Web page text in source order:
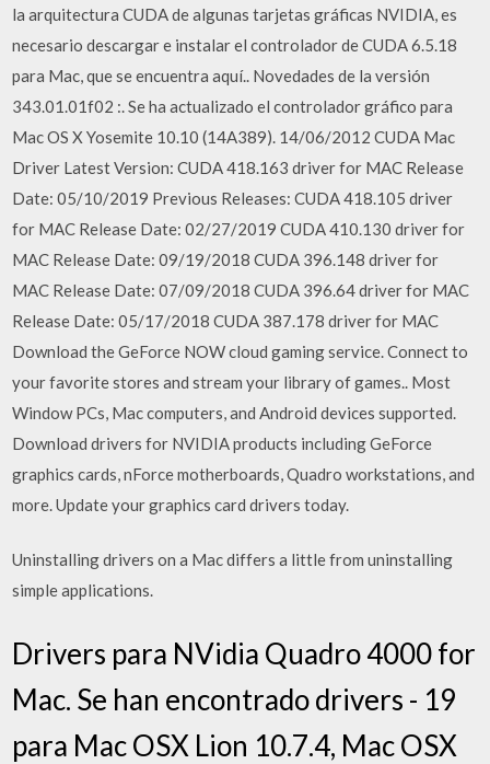
la arquitectura CUDA de algunas tarjetas gráficas NVIDIA, es
necesario descargar e instalar el controlador de CUDA 6.5.18
para Mac, que se encuentra aquí.. Novedades de la versión
343.01.01f02 :. Se ha actualizado el controlador gráfico para
Mac OS X Yosemite 10.10 (14A389). 14/06/2012 CUDA Mac
Driver Latest Version: CUDA 418.163 driver for MAC Release
Date: 05/10/2019 Previous Releases: CUDA 418.105 driver
for MAC Release Date: 02/27/2019 CUDA 410.130 driver for
MAC Release Date: 09/19/2018 CUDA 396.148 driver for
MAC Release Date: 07/09/2018 CUDA 396.64 driver for MAC
Release Date: 05/17/2018 CUDA 387.178 driver for MAC
Download the GeForce NOW cloud gaming service. Connect to
your favorite stores and stream your library of games.. Most
Window PCs, Mac computers, and Android devices supported.
Download drivers for NVIDIA products including GeForce
graphics cards, nForce motherboards, Quadro workstations, and
more. Update your graphics card drivers today.
Uninstalling drivers on a Mac differs a little from uninstalling
simple applications.
Drivers para NVidia Quadro 4000 for
Mac. Se han encontrado drivers - 19
para Mac OSX Lion 10.7.4, Mac OSX